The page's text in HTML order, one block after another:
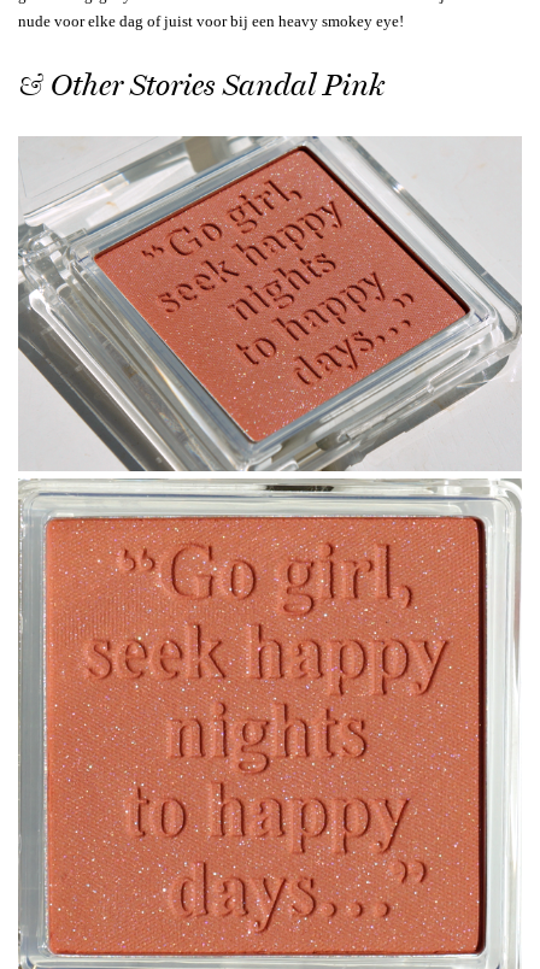
nude voor elke dag of juist voor bij een heavy smokey eye!
& Other Stories Sandal Pink